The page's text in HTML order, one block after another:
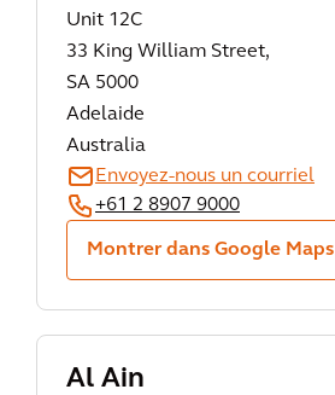
Unit 12C
33 King William Street,
SA 5000
Adelaide
Australia
Envoyez-nous un courriel
+61 2 8907 9000
Montrer dans Google Maps
Al Ain